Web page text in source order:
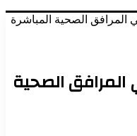
المرافق الصحية المباشرة
الصحية